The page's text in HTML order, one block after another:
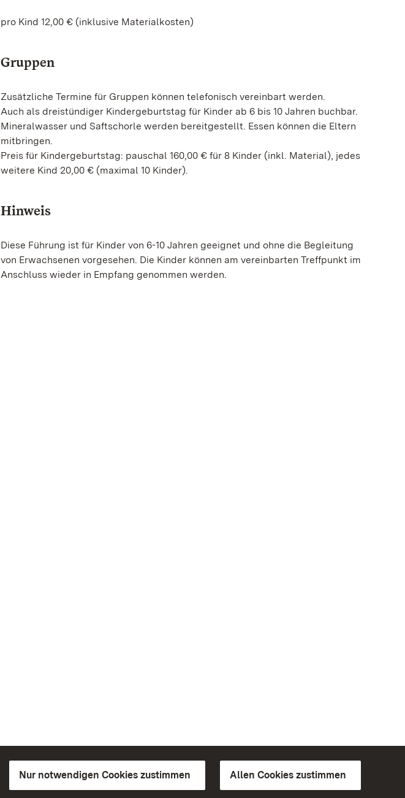
Nur notwendigen Cookies zustimmen Allen Cookies zustimmen
pro Kind 12,00 € (inklusive Materialkosten)
Gruppen
Zusätzliche Termine für Gruppen können telefonisch vereinbart werden.
Auch als dreistündiger Kindergeburtstag für Kinder ab 6 bis 10 Jahren buchbar.
Mineralwasser und Saftschorle werden bereitgestellt. Essen können die Eltern
mitbringen.
Preis für Kindergeburtstag: pauschal 160,00 € für 8 Kinder (inkl. Material), jedes
weitere Kind 20,00 € (maximal 10 Kinder).
Hinweis
Diese Führung ist für Kinder von 6-10 Jahren geeignet und ohne die Begleitung
von Erwachsenen vorgesehen. Die Kinder können am vereinbarten Treffpunkt im
Anschluss wieder in Empfang genommen werden.